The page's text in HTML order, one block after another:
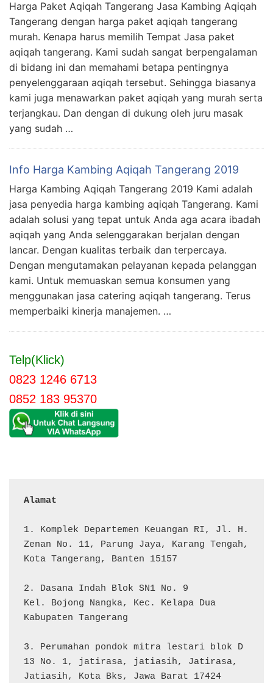
Harga Paket Aqiqah Tangerang Jasa Kambing Aqiqah
Tangerang dengan harga paket aqiqah tangerang
murah. Kenapa harus memilih Tempat Jasa paket
aqiqah tangerang. Kami sudah sangat berpengalaman
di bidang ini dan memahami betapa pentingnya
penyelenggaraan aqiqah tersebut. Sehingga biasanya
kami juga menawarkan paket aqiqah yang murah serta
terjangkau. Dan dengan di dukung oleh juru masak
yang sudah …
Info Harga Kambing Aqiqah Tangerang 2019
Harga Kambing Aqiqah Tangerang 2019 Kami adalah
jasa penyedia harga kambing aqiqah Tangerang. Kami
adalah solusi yang tepat untuk Anda aga acara ibadah
aqiqah yang Anda selenggarakan berjalan dengan
lancar. Dengan kualitas terbaik dan terpercaya.
Dengan mengutamakan pelayanan kepada pelanggan
kami. Untuk memuaskan semua konsumen yang
menggunakan jasa catering aqiqah tangerang. Terus
memperbaiki kinerja manajemen. …
Telp(Klick)
0823 1246 6713
0852 183 95370
Alamat
1. Komplek Departemen Keuangan RI, Jl. H.
Zenan No. 11, Parung Jaya, Karang Tengah,
Kota Tangerang, Banten 15157
2. Dasana Indah Blok SN1 No. 9
Kel. Bojong Nangka, Kec. Kelapa Dua
Kabupaten Tangerang
3. Perumahan pondok mitra lestari blok D
13 No. 1, jatirasa, jatiasih, Jatirasa,
Jatiasih, Kota Bks, Jawa Barat 17424